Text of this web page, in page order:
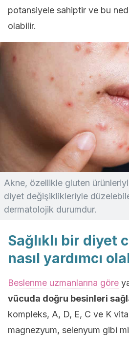
potansiyele sahiptir ve bu
olabilir.
Akne, özellikle gluten
diyet değişiklikleriyle
dermatolojik durumdur.
Sağlıklı bir diyet
nasıl yardımcı
Beslenme uzmanlarına göre
vücuda doğru besinleri
kompleks, A, D, E, C ve K
magnezyum, selenyum gibi